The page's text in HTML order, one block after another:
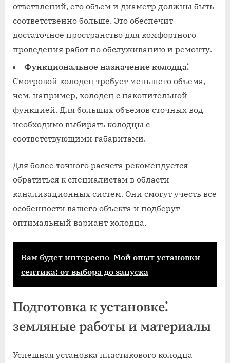
ответвлений, его объем и диаметр должны быть
соответственно больше. Это обеспечит
достаточное пространство для комфортного
проведения работ по обслуживанию и ремонту.
Функциональное назначение колодца⁚
Смотровой колодец требует меньшего объема,
чем, например, колодец с накопительной
функцией. Для больших объемов сточных вод
необходимо выбирать колодцы с
соответствующими габаритами.
Для более точного расчета рекомендуется
обратиться к специалистам в области
канализационных систем. Они смогут учесть все
особенности вашего объекта и подберут
оптимальный вариант колодца.
Вам будет интересно Мой опыт установки
септика: от выбора до запуска
Подготовка к установке⁚
земляные работы и материалы
Успешная установка пластикового колодца